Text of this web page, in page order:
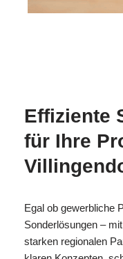
Effiziente
für Ihre
Egal ob gewerbliche
Sonderlösungen –
starken regionalen